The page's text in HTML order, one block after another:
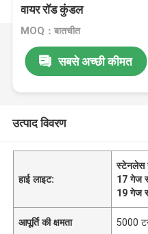
वायर रॉड कुंडल
MOQ：बातचीत
सबसे अच्छी कीमत
उत्पाद विवरण
हाई लाइट:
स्टेनलेस
17 गेज
19 गेज
आपूर्ति की क्षमता 5000